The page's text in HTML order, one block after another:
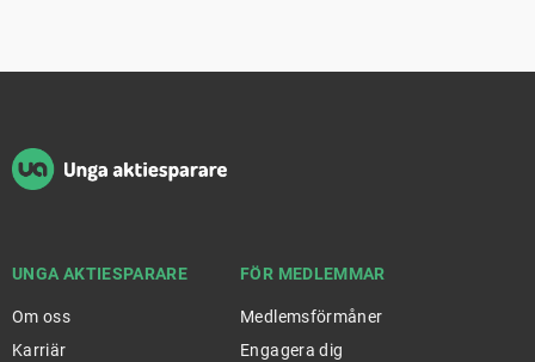
UNGA AKTIESPARARE
Om oss
Karriär
FÖR MEDLEMMAR
Medlemsförmåner
Engagera dig